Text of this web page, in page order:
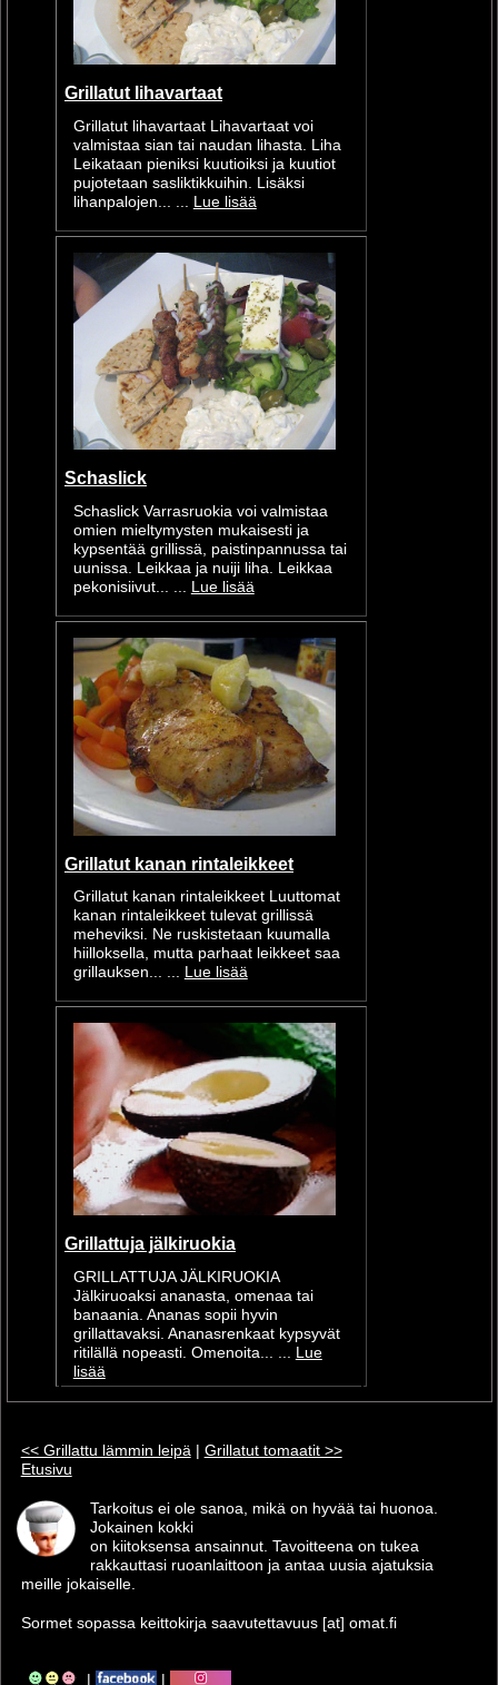
Grillatut lihavartaat
Grillatut lihavartaat Lihavartaat voi
valmistaa sian tai naudan lihasta. Liha
Leikataan pieniksi kuutioiksi ja kuutiot
pujotetaan sasliktikkuihin. Lisäksi
lihanpalojen... ... Lue lisää
Schaslick
Schaslick Varrasruokia voi valmistaa
omien mieltymysten mukaisesti ja
kypsentää grillissä, paistinpannussa tai
uunissa. Leikkaa ja nuiji liha. Leikkaa
pekonisiivut... ... Lue lisää
Grillatut kanan rintaleikkeet
Grillatut kanan rintaleikkeet Luuttomat
kanan rintaleikkeet tulevat grillissä
meheviksi. Ne ruskistetaan kuumalla
hiilloksella, mutta parhaat leikkeet saa
grillauksen... ... Lue lisää
Grillattuja jälkiruokia
GRILLATTUJA JÄLKIRUOKIA
Jälkiruoaksi ananasta, omenaa tai
banaania. Ananas sopii hyvin
grillattavaksi. Ananasrenkaat kypsyvät
ritilällä nopeasti. Omenoita... ... Lue
lisää
<< Grillattu lämmin leipä| Grillatut tomaatit >>
Etusivu
Tarkoitus ei ole sanoa, mikä on hyvää tai huonoa.
Jokainen kokki
on kiitoksensa ansainnut. Tavoitteena on tukea
rakkauttasi ruoanlaittoon ja antaa uusia ajatuksia
meille jokaiselle.
Sormet sopassa keittokirja saavutettavuus [at] omat.fi
| |